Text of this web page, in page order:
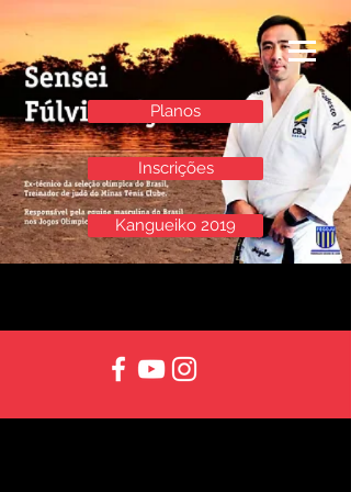
Planos
Inscrições
Kangueiko 2019